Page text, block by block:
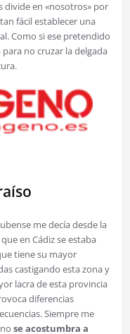
divide en «nosotros» por
fácil establecer una
Como si ese pretendido
no cruzar la delgada
me decía desde la
en Cádiz se estaba
tiene su mayor
castigando esta zona y
lacra de esta provincia
diferencias
Siempre me
se acostumbra a